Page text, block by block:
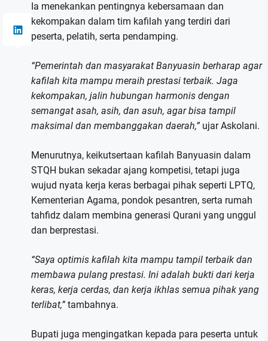
Ia menekankan pentingnya kebersamaan dan
kekompakan dalam tim kafilah yang terdiri dari
peserta, pelatih, serta pendamping.
“Pemerintah dan masyarakat Banyuasin berharap agar
kafilah kita mampu meraih prestasi terbaik. Jaga
kekompakan, jalin hubungan harmonis dengan
semangat asah, asih, dan asuh, agar bisa tampil
maksimal dan membanggakan daerah,”ujar Askolani.
Menurutnya, keikutsertaan kafilah Banyuasin dalam
STQH bukan sekadar ajang kompetisi, tetapi juga
wujud nyata kerja keras berbagai pihak seperti LPTQ,
Kementerian Agama, pondok pesantren, serta rumah
tahfidz dalam membina generasi Qurani yang unggul
dan berprestasi.
“Saya optimis kafilah kita mampu tampil terbaik dan
membawa pulang prestasi. Ini adalah bukti dari kerja
keras, kerja cerdas, dan kerja ikhlas semua pihak yang
terlibat,”tambahnya.
Bupati juga mengingatkan kepada para peserta untuk